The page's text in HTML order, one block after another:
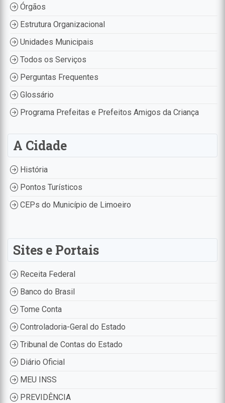
Órgãos
Estrutura Organizacional
Unidades Municipais
Todos os Serviços
Perguntas Frequentes
Glossário
Programa Prefeitas e Prefeitos Amigos da Criança
A Cidade
História
Pontos Turísticos
CEPs do Município de Limoeiro
Sites e Portais
Receita Federal
Banco do Brasil
Tome Conta
Controladoria-Geral do Estado
Tribunal de Contas do Estado
Diário Oficial
MEU INSS
PREVIDÊNCIA